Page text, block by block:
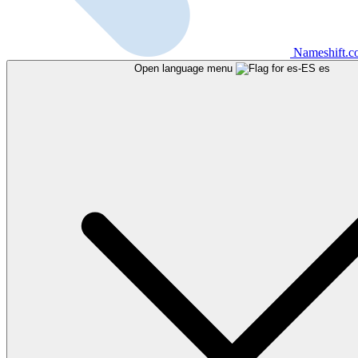
Open language menu es